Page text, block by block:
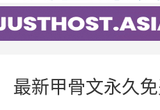
最新甲骨文永久